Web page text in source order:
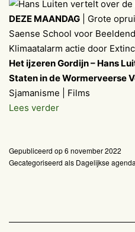
DEZE MAANDAG | Grote
Saense School voor
Klimaatalarm actie door
Het ijzeren Gordijn – Hans
Staten in de Wormerveerse
Sjamanisme | Films
Lees verderAgenda
november
2022
Gepubliceerd op6 november 2022
Gecategoriseerd als Dagelijkse agenda